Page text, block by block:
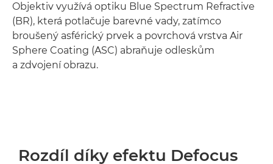
Objektiv využívá optiku Blue Spectrum Refractive
(BR), která potlačuje barevné vady, zatímco
broušený asférický prvek a povrchová vrstva Air
Sphere Coating (ASC) abraňuje odleskům
a zdvojení obrazu.
Rozdíl díky efektu Defocus